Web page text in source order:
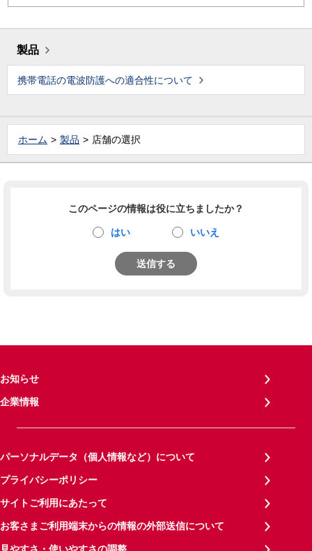
製品
携帯電話の電波防護への適合性について
ホーム 製品 店舗の選択
このページの情報は役に立ちましたか？
はい いいえ
送信する
お知らせ
企業情報
パーソナルデータ（個人情報など）について
プライバシーポリシー
サイトご利用にあたって
お客さまご利用端末からの情報の外部送信について